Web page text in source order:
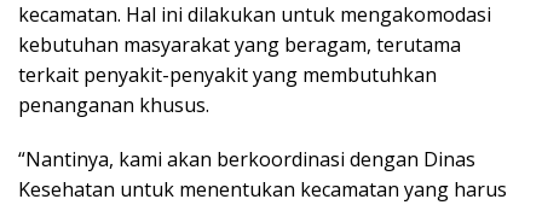
kecamatan. Hal ini dilakukan untuk mengakomodasi
kebutuhan masyarakat yang beragam, terutama
terkait penyakit-penyakit yang membutuhkan
penanganan khusus.
“Nantinya, kami akan berkoordinasi dengan Dinas
Kesehatan untuk menentukan kecamatan yang harus